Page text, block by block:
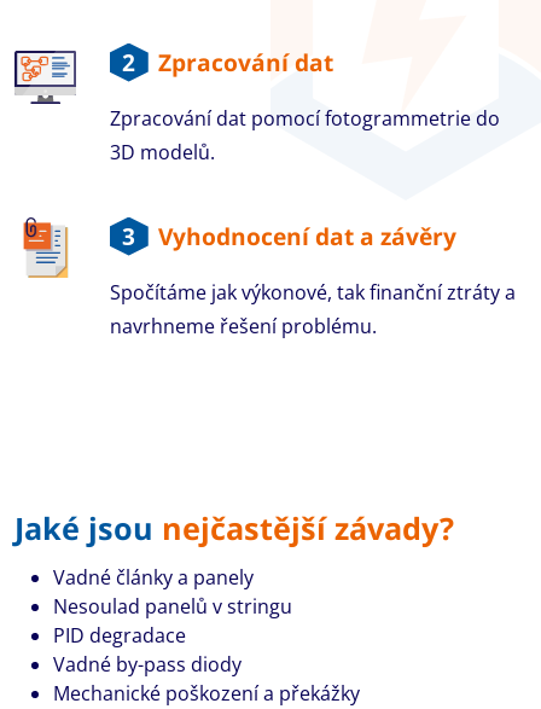
2 Zpracování dat
Zpracování dat pomocí fotogrammetrie do
3D modelů.
3 Vyhodnocení dat a závěry
Spočítáme jak výkonové, tak finanční ztráty a
navrhneme řešení problému.
Jaké jsou nejčastější závady?
Vadné články a panely
Nesoulad panelů v stringu
PID degradace
Vadné by-pass diody
Mechanické poškození a překážky